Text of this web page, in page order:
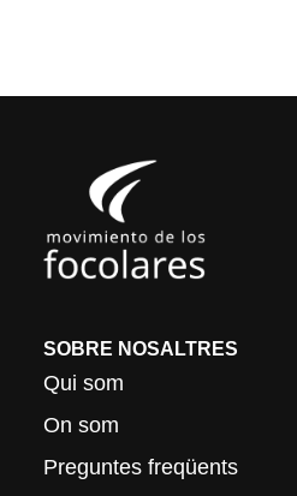
SOBRE NOSALTRES
Qui som
On som
Preguntes freqüents